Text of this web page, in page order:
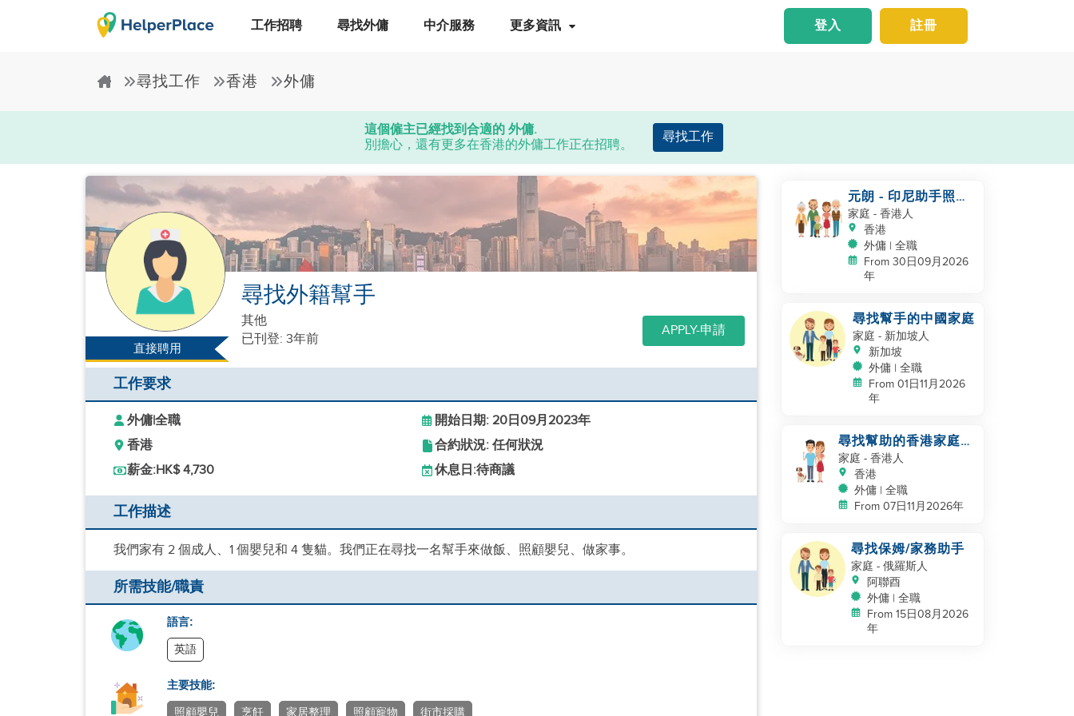
工作招聘 尋找外傭 中介服務 更多資訊 註冊
登入
尋找工作 香港 外傭
這個僱主已經找到合適的 外傭.
別擔心，還有更多在香港的外傭工作正在招聘。
尋找工作
直接聘用
尋找外籍幫手
其他
已刊登: 3年前
APPLY-申請
工作要求
外傭|全職
開始日期: 20日09月2023年
香港
合約狀況: 任何狀況
薪金:HK$ 4,730 休息日:待商議
工作描述
我們家有 2 個成人、1 個嬰兒和 4 隻貓。我們正在尋找一名幫手來做飯、照顧嬰兒、做家事。
所需技能/職責
語言:
英語
主要技能:
照顧嬰兒 烹飪 家居整理 照顧寵物 街市採購
元朗 - 印尼助手照顧
NB
家庭 - 香港人
香港
外傭 | 全職
From 30日09月2026
年
尋找幫手的中國家庭
家庭 - 新加坡人
新加坡
外傭 | 全職
From 01日11月2026
年
尋找幫助的香港家庭，
帶著嬰兒和寵物
家庭 - 香港人
香港
外傭 | 全職
From 07日11月2026年
尋找保姆/家務助手
家庭 - 俄羅斯人
阿聯酉
外傭 | 全職
From 15日08月2026
年